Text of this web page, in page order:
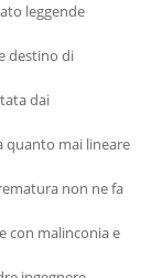
leggende
destino di
dai
quanto mai lineare
non ne fa
con malinconia e